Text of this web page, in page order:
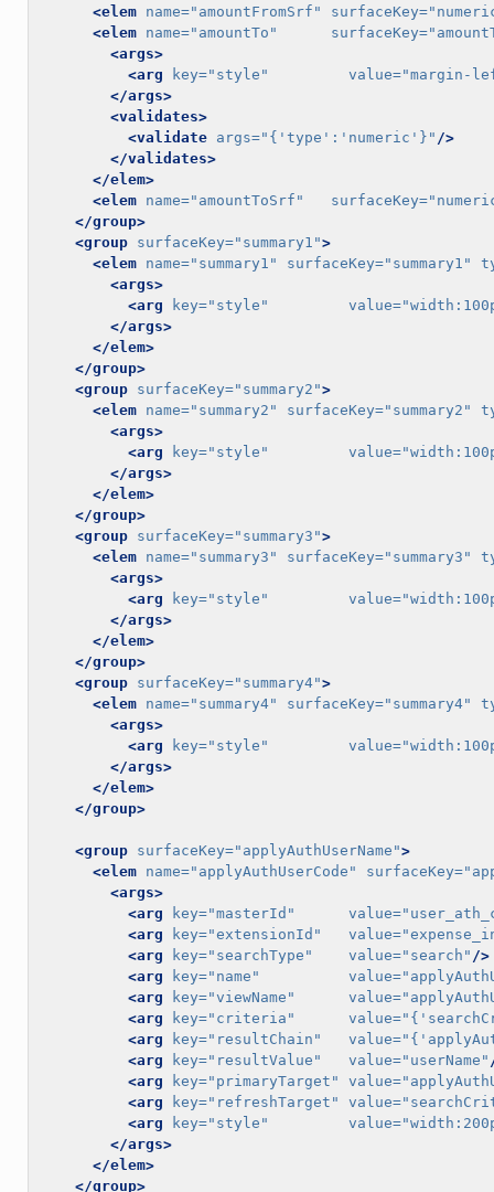
<elem name="amountFromSrf" surfaceKey=
<elem name="amountTo" surfaceKey=
<args>
<arg
key="style" value="margin-
</args>
<validates>
<validate args="{'type':'numeric'}" />
</validates>
</elem>
<elem name="amountToSrf" surfaceKey=
</group>
<group surfaceKey="summary1">
<elem name="summary1" surfaceKey="summary1"
<args>
<arg
key="style" value=
</args>
</elem>
</group>
<group surfaceKey="summary2">
<elem name="summary2" surfaceKey="summary2"
<args>
<arg
key="style" value=
</args>
</elem>
</group>
<group surfaceKey="summary3">
<elem name="summary3" surfaceKey="summary3"
<args>
<arg
key="style" value=
</args>
</elem>
</group>
<group surfaceKey="summary4">
<elem name="summary4" surfaceKey="summary4"
<args>
<arg
key="style" value=
</args>
</elem>
</group>
<group surfaceKey="applyAuthUserName">
<elem name="applyAuthUserCode" surfaceKey=
<args>
<arg
key="masterId" value=
<arg
key="extensionId" value=
<arg
key="searchType" value="search" />
<arg
key="name" value=
<arg
key="viewName" value=
<arg
key="criteria" value=
<arg
key="resultChain" value=
<arg
key="resultValue" value="userName"
<arg
key="primaryTarget" value=
<arg
key="refreshTarget" value=
<arg
key="style" value=
</args>
</elem>
</group>